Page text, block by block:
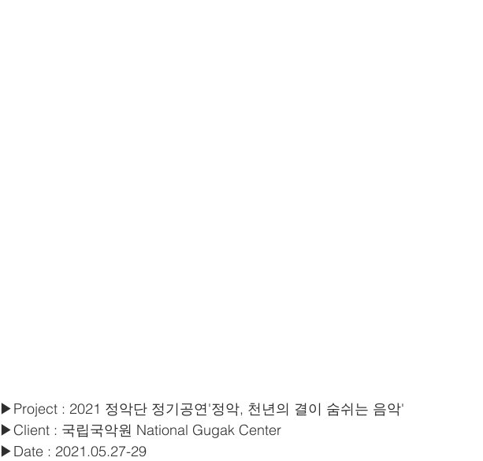
▶Project : 2021 정악단 정기공연'정악, 천년의 결이 숨쉬는 음악'
▶Client : 국립국악원 National Gugak Center
▶Date : 2021.05.27-29